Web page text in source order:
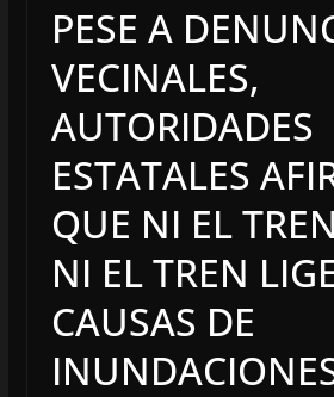
PESE A
VECINALES,
AUTORIDADES
ESTATALES
QUE NI EL
NI EL TREN
CAUSAS DE